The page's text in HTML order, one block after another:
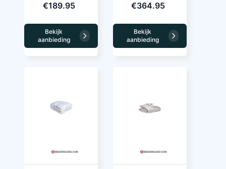
€189.95
Bekijk
aanbieding
€364.95
Bekijk
aanbieding